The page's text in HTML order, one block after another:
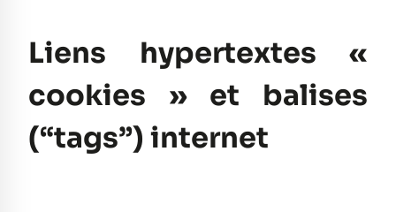
Liens hypertextes «
cookies » et balises
(“tags”) internet